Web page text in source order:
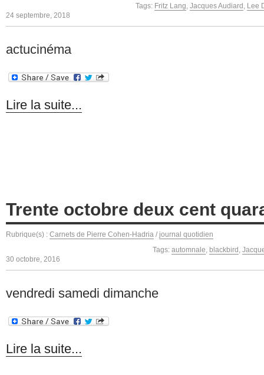
Tags: Fritz Lang Jacques Audiard Lee
24 septembre, 2018
actucinéma
Lire la suite...
Trente octobre deux cent
Rubrique(s) : Carnets de Pierre Cohen-Hadria / journal quotidien
Tags: automnale blackbird
30 octobre, 2016
vendredi samedi dimanche
Lire la suite...